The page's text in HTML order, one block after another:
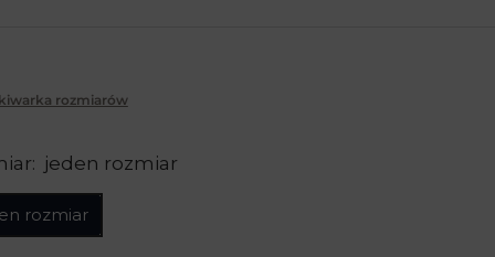
rozmiarów
jeden rozmiar
rozmiar